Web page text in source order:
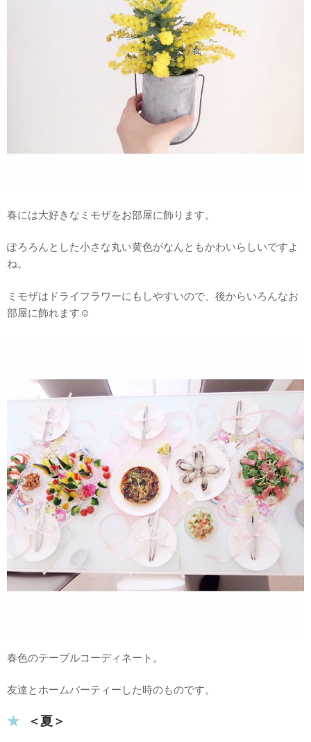
春には大好きなミモザをお部屋に飾ります。
ぽろろんとした小さな丸い黄色がなんともかわいらしいですよ
ね。
ミモザはドライフラワーにもしやすいので、後からいろんなお
部屋に飾れます☺
春色のテーブルコーディネート。
友達とホームパーティーした時のものです。
＜夏＞